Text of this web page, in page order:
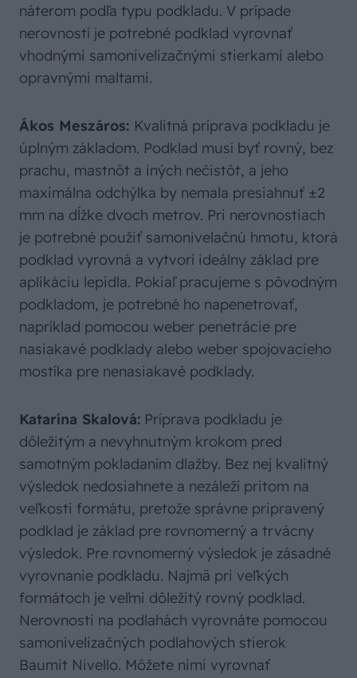
náterom podľa typu podkladu. V prípade
nerovností je potrebné podklad vyrovnať
vhodnými samonivelizačnými stierkami alebo
opravnými maltami.
Ákos Meszáros: Kvalitná príprava podkladu je
úplným základom. Podklad musí byť rovný, bez
prachu, mastnôt a iných nečistôt, a jeho
maximálna odchýlka by nemala presiahnuť ±2
mm na dĺžke dvoch metrov. Pri nerovnostiach
je potrebné použiť samonivelačnú hmotu, ktorá
podklad vyrovná a vytvorí ideálny základ pre
aplikáciu lepidla. Pokiaľ pracujeme s pôvodným
podkladom, je potrebné ho napenetrovať,
napríklad pomocou weber penetrácie pre
nasiakavé podklady alebo weber spojovacieho
mostíka pre nenasiakavé podklady.
Katarína Skalová: Príprava podkladu je
dôležitým a nevyhnutným krokom pred
samotným pokladaním dlažby. Bez nej kvalitný
výsledok nedosiahnete a nezáleží pritom na
veľkosti formátu, pretože správne pripravený
podklad je základ pre rovnomerný a trvácny
výsledok. Pre rovnomerný výsledok je zásadné
vyrovnanie podkladu. Najmä pri veľkých
formátoch je veľmi dôležitý rovný podklad.
Nerovnosti na podlahách vyrovnáte pomocou
samonivelizačných podlahových stierok
Baumit Nivello. Môžete nimi vyrovnať